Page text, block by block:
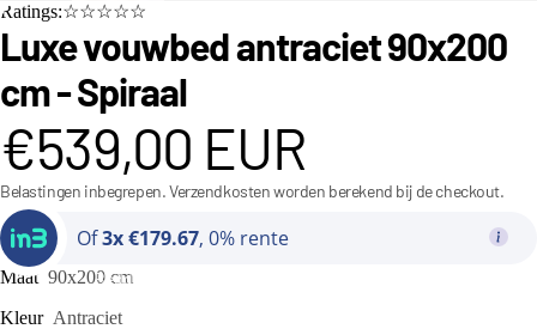
n
d
e
r
e
ll
Bedden
Ratings:☆☆☆☆☆
Luxe vouwbed antraciet 90x200
cm - Spiraal
€539,00 EUR
Belastingen inbegrepen. Verzendkosten worden berekend bij de checkout.
Of3x €179.67, 0% rente
Maat 90x200 cm
Kleur Antraciet